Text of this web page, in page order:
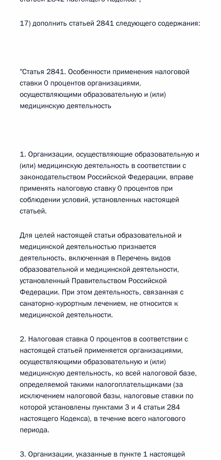
17) дополнить статьей 2841 следующего содержания:
"Статья 2841. Особенности применения налоговой
ставки 0 процентов организациями,
осуществляющими образовательную и (или)
медицинскую деятельность
1. Организации, осуществляющие образовательную и
(или) медицинскую деятельность в соответствии с
законодательством Российской Федерации, вправе
применять налоговую ставку 0 процентов при
соблюдении условий, установленных настоящей
статьей.
Для целей настоящей статьи образовательной и
медицинской деятельностью признается
деятельность, включенная в Перечень видов
образовательной и медицинской деятельности,
установленный Правительством Российской
Федерации. При этом деятельность, связанная с
санаторно-курортным лечением, не относится к
медицинской деятельности.
2. Налоговая ставка 0 процентов в соответствии с
настоящей статьей применяется организациями,
осуществляющими образовательную и (или)
медицинскую деятельность, ко всей налоговой базе,
определяемой такими налогоплательщиками (за
исключением налоговой базы, налоговые ставки по
которой установлены пунктами 3 и 4 статьи 284
настоящего Кодекса), в течение всего налогового
периода.
3. Организации, указанные в пункте 1 настоящей